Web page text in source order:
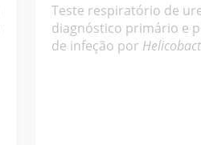
Teste respiratório de
diagnóstico primário e
de infeção por